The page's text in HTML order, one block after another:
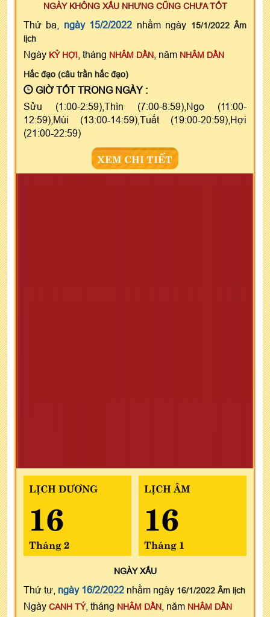
NGÀY KHÔNG XẤU NHƯNG CŨNG CHƯA TỐT
Thứ ba, ngày 15/2/2022 nhằm ngày 15/1/2022 Âm
lịch
Ngày KỶ HỢI , tháng NHÂM DẦN , năm NHÂM DẦN
Hắc đạo (câu trần hắc đạo)
GIỜ TỐT TRONG NGÀY :
Sửu (1:00-2:59),Thìn (7:00-8:59),Ngọ (11:00-
12:59),Mùi (13:00-14:59),Tuất (19:00-20:59),Hợi
(21:00-22:59)
XEM CHI TIẾT
LỊCH DƯƠNG
16
Tháng 2
LỊCH ÂM
16
Tháng 1
NGÀYXẤU
Thứ tư, ngày 16/2/2022 nhằm ngày 16/1/2022 Âm lịch
Ngày CANH TÝ, tháng NHÂM DẦN , năm NHÂM DẦN